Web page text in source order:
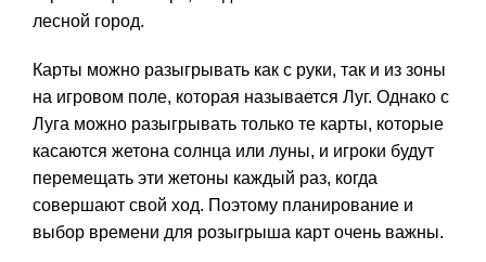
лесной город.
Карты можно разыгрывать как с руки, так и из зоны
на игровом поле, которая называется Луг. Однако с
Луга можно разыгрывать только те карты, которые
касаются жетона солнца или луны, и игроки будут
перемещать эти жетоны каждый раз, когда
совершают свой ход. Поэтому планирование и
выбор времени для розыгрыша карт очень важны.